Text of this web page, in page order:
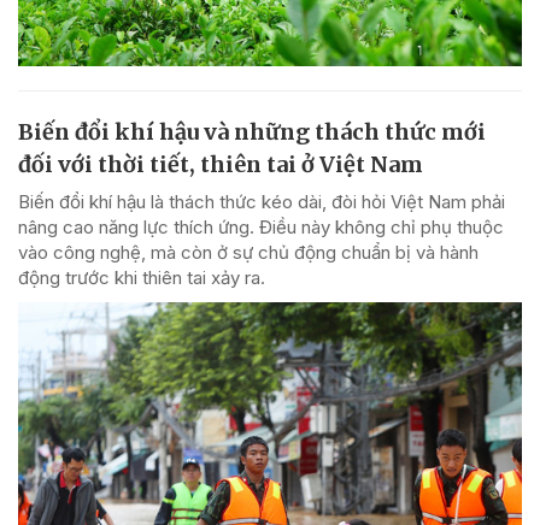
Biến đổi khí hậu và những thách thức mới
đối với thời tiết, thiên tai ở Việt Nam
Biến đổi khí hậu là thách thức kéo dài, đòi hỏi Việt Nam phải
nâng cao năng lực thích ứng. Điều này không chỉ phụ thuộc
vào công nghệ, mà còn ở sự chủ động chuẩn bị và hành
động trước khi thiên tai xảy ra.